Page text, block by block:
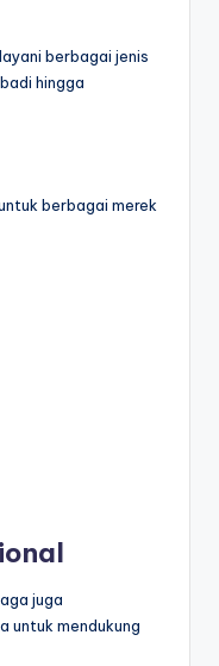
berbagai jenis
hingga
berbagai merek
juga
untuk mendukung